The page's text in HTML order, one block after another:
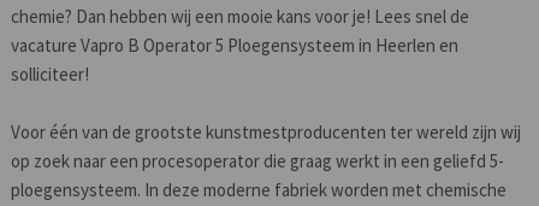
chemie? Dan hebben wij een mooie kans voor je! Lees snel de
vacature Vapro B Operator 5 Ploegensysteem in Heerlen en
solliciteer!
Voor één van de grootste kunstmestproducenten ter wereld zijn wij
op zoek naar een procesoperator die graag werkt in een geliefd 5-
ploegensysteem. In deze moderne fabriek worden met chemische